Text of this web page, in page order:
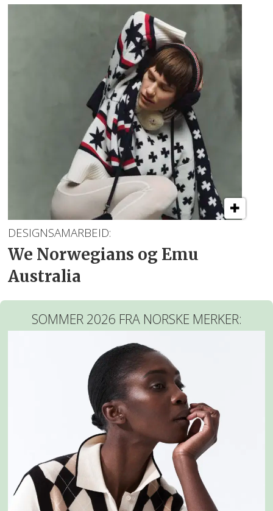
DESIGNSAMARBEID:
We Norwegians og Emu
Australia
SOMMER 2026 FRA NORSKE MERKER: